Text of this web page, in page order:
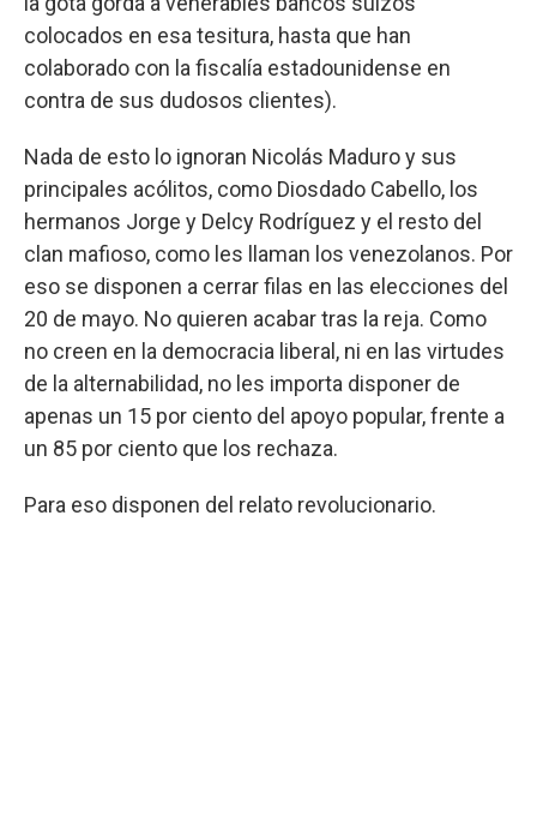
colocados en esa tesitura, hasta que han
colaborado con la fiscalía estadounidense en
contra de sus dudosos clientes).
Nada de esto lo ignoran Nicolás Maduro y sus
principales acólitos, como Diosdado Cabello, los
hermanos Jorge y Delcy Rodríguez y el resto del
clan mafioso, como les llaman los venezolanos. Por
eso se disponen a cerrar filas en las elecciones del
20 de mayo. No quieren acabar tras la reja. Como
no creen en la democracia liberal, ni en las virtudes
de la alternabilidad, no les importa disponer de
apenas un 15 por ciento del apoyo popular, frente a
un 85 por ciento que los rechaza.
Para eso disponen del relato revolucionario.